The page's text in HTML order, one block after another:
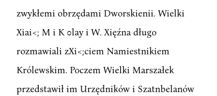
zwykłemi obrzędami Dworskienii. Wielki
Xiai<; M i K 0lay i W. Xięźna długo
rozmawiali zXi<;ciem Namiestnikiem
Królewskim. Poczem Wielki Marszałek
przedstawił im Urzędników i Szatnbelanów